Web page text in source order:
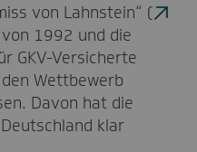
von Lahnstein“ (
1992 und die
GKV-Versicherte
Wettbewerb
Davon hat die
klar